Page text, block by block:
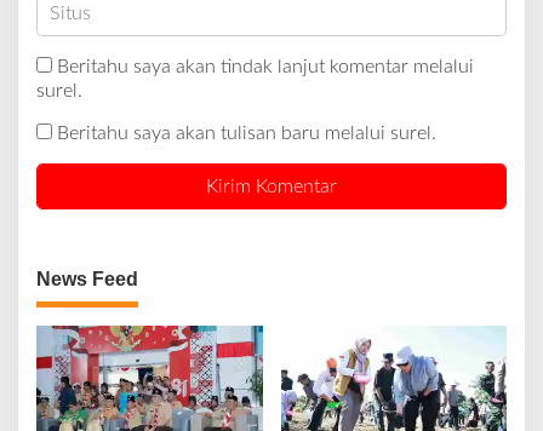
Beritahu saya akan tindak lanjut komentar melalui
surel.
Beritahu saya akan tulisan baru melalui surel.
News Feed